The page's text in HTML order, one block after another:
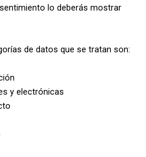
lo deberás mostrar
de datos que se tratan son:
y electrónicas